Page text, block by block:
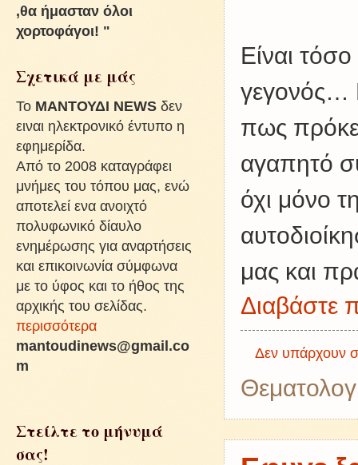
Είναι
γεγονός…
πως
αγαπητό
όχι μόνο
μας και
Διαβάστε
Δεν υπάρχουν
,θα ήμασταν όλοι
χορτοφάγοι! "
Σχετικά με μάς
To ΜΑΝΤΟΥΔΙ NEWS δεν
ειναι ηλεκτρονικό έντυπο η
εφημερίδα.
Από το 2008 καταγράφει
μνήμες του τόπου μας, ενώ
αποτελεί ενα ανοιχτό
πολυφωνικό δίαυλο
ενημέρωσης για αναρτήσεις
και επικοινωνία σύμφωνα
με το ύφος και το ήθος της
αρχικής του σελίδας.
περισσότερα
mantoudinews@gmail.co
m
Στείλτε το μήνυμά
σας!